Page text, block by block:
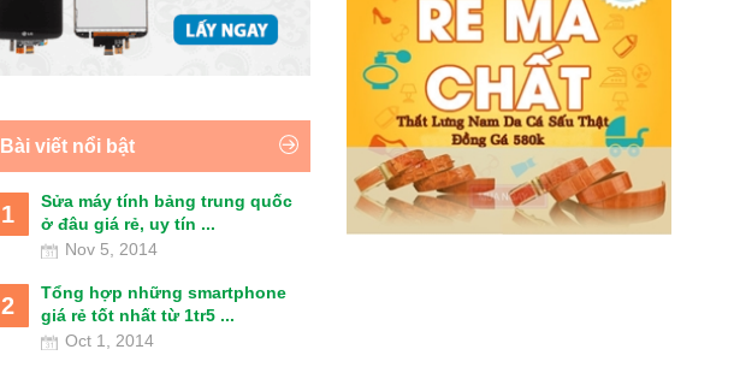
Bài viết nổi bật
1
Sửa máy tính bảng trung quốc
ở đâu giá rẻ, uy tín ...
Nov 5, 2014
2
Tổng hợp những smartphone
giá rẻ tốt nhất từ 1tr5 ...
Oct 1, 2014